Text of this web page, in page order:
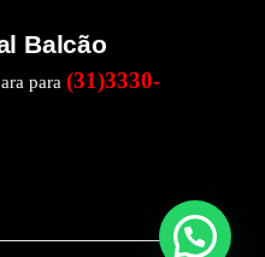
Balcão
para (31)3330-